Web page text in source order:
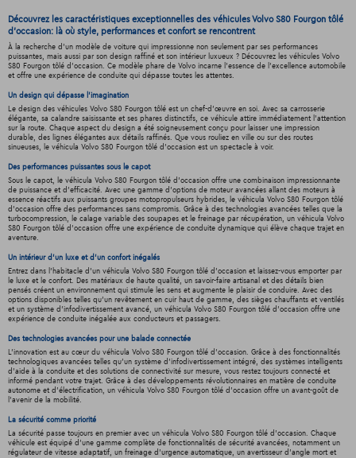
Découvrez les caractéristiques exceptionnelles des véhicules Volvo S80 Fourgon tôlé
d'occasion: là où style, performances et confort se rencontrent
À la recherche d'un modèle de voiture qui impressionne non seulement par ses performances
puissantes, mais aussi par son design raffiné et son intérieur luxueux ? Découvrez les véhicules Volvo
S80 Fourgon tôlé d'occasion. Ce modèle phare de Volvo incarne l'essence de l'excellence automobile
et offre une expérience de conduite qui dépasse toutes les attentes.
Un design qui dépasse l'imagination
Le design des véhicules Volvo S80 Fourgon tôlé est un chef-d'œuvre en soi. Avec sa carrosserie
élégante, sa calandre saisissante et ses phares distinctifs, ce véhicule attire immédiatement l'attention
sur la route. Chaque aspect du design a été soigneusement conçu pour laisser une impression
durable, des lignes élégantes aux détails raffinés. Que vous rouliez en ville ou sur des routes
sinueuses, le véhicula Volvo S80 Fourgon tôlé d'occasion est un spectacle à voir.
Des performances puissantes sous le capot
Sous le capot, le véhicula Volvo S80 Fourgon tôlé d'occasion offre une combinaison impressionnante
de puissance et d'efficacité. Avec une gamme d'options de moteur avancées allant des moteurs à
essence réactifs aux puissants groupes motopropulseurs hybrides, le véhicula Volvo S80 Fourgon tôlé
d'occasion offre des performances sans compromis. Grâce à des technologies avancées telles que la
turbocompression, le calage variable des soupapes et le freinage par récupération, un véhicula Volvo
S80 Fourgon tôlé d'occasion offre une expérience de conduite dynamique qui élève chaque trajet en
aventure.
Un intérieur d’un luxe et d’un confort inégalés
Entrez dans l'habitacle d'un véhicula Volvo S80 Fourgon tôlé d'occasion et laissez-vous emporter par
le luxe et le confort. Des matériaux de haute qualité, un savoir-faire artisanal et des détails bien
pensés créent un environnement qui stimule les sens et augmente le plaisir de conduire. Avec des
options disponibles telles qu'un revêtement en cuir haut de gamme, des sièges chauffants et ventilés
et un système d'infodivertissement avancé, un véhicula Volvo S80 Fourgon tôlé d'occasion offre une
expérience de conduite inégalée aux conducteurs et passagers.
Des technologies avancées pour une balade connectée
L'innovation est au cœur du véhicula Volvo S80 Fourgon tôlé d'occasion. Grâce à des fonctionnalités
technologiques avancées telles qu'un système d'infodivertissement intégré, des systèmes intelligents
d'aide à la conduite et des solutions de connectivité sur mesure, vous restez toujours connecté et
informé pendant votre trajet. Grâce à des développements révolutionnaires en matière de conduite
autonome et d'électrification, un véhicula Volvo S80 Fourgon tôlé d'occasion offre un avant-goût de
l'avenir de la mobilité.
La sécurité comme priorité
La sécurité passe toujours en premier avec un véhicula Volvo S80 Fourgon tôlé d'occasion. Chaque
véhicule est équipé d'une gamme complète de fonctionnalités de sécurité avancées, notamment un
régulateur de vitesse adaptatif, un freinage d'urgence automatique, un avertisseur d'angle mort et